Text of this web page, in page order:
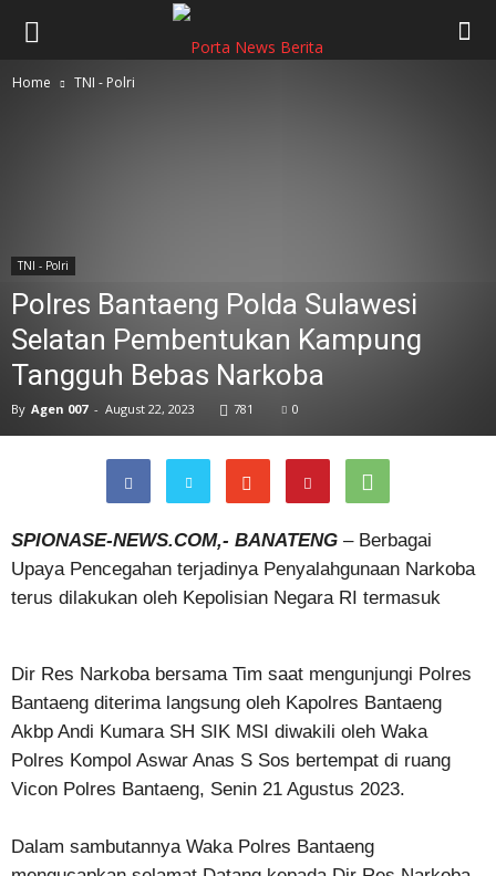
Home TNI - Polri
TNI - Polri
Polres Bantaeng Polda Sulawesi
Selatan Pembentukan Kampung
Tangguh Bebas Narkoba
By Agen 007 - August 22, 2023 781 0
SPIONASE-NEWS.COM,- BANATENG – Berbagai
Upaya Pencegahan terjadinya Penyalahgunaan Narkoba
terus dilakukan oleh Kepolisian Negara RI termasuk
Dir Res Narkoba bersama Tim saat mengunjungi Polres
Bantaeng diterima langsung oleh Kapolres Bantaeng
Akbp Andi Kumara SH SIK MSI diwakili oleh Waka
Polres Kompol Aswar Anas S Sos bertempat di ruang
Vicon Polres Bantaeng, Senin 21 Agustus 2023.
Dalam sambutannya Waka Polres Bantaeng